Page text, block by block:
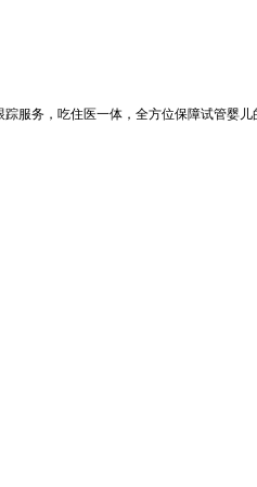
服务，吃住医一体，全方位保障试管婴儿